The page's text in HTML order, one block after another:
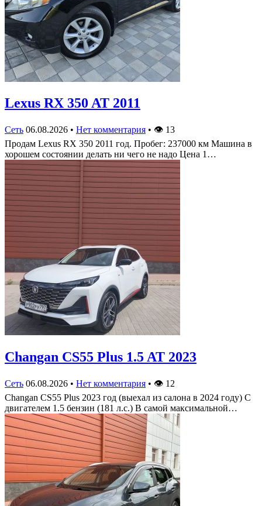
Lexus RX 350 AT 2011
Сеть 06.08.2026 • Нет комментария • 👁 13
Продам Lexus RX 350 2011 год. Пробег: 237000 км Машина в
хорошем состоянии делать ни чего не надо Цена 1…
Changan CS55 Plus 1.5 AT 2023
Сеть 06.08.2026 • Нет комментария • 👁 12
Changan CS55 Plus 2023 год (выехал из салона в 2024 году) С
двигателем 1.5 бензин (181 л.с.) В самой максимальной…